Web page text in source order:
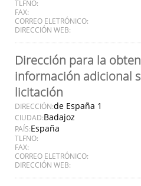
TLFNO:
FAX:
CORREO ELETRÓNICO:
DIRECCIÓN WEB:
Dirección para la
información adicional
licitación
DIRECCIÓN:de España 1
CIUDAD:Badajoz
PAÍS:España
TLFNO:
FAX:
CORREO ELETRÓNICO:
DIRECCIÓN WEB: